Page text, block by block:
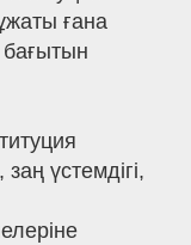
ғана
үстемдігі,